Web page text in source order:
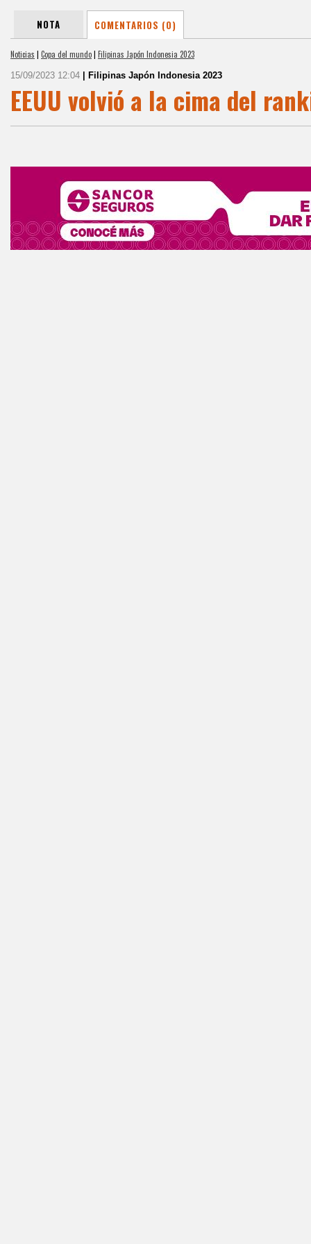
NOTA COMENTARIOS (0)
Noticias | Copa del mundo| Filipinas Japón Indonesia 2023
15/09/2023 12:04 | Filipinas Japón Indonesia 2023
EEUU volvió a la cima del